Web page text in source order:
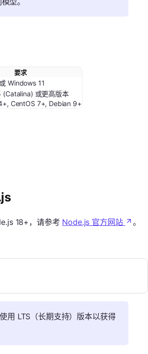
要求
Windows 11
(Catalina) 或更高版本
CentOS 7+, Debian 9+
18+，请参考 Node.js 官方网站 。
用 LTS（长期支持）版本以获得